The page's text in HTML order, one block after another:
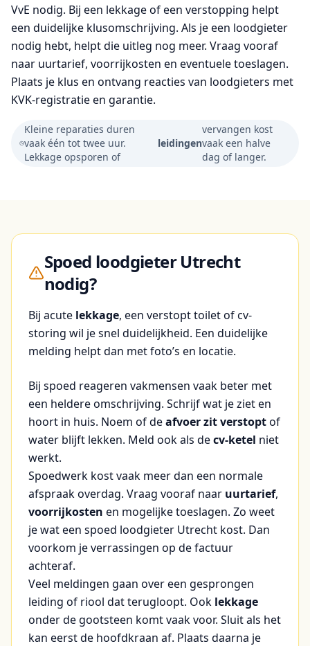
VvE nodig. Bij een lekkage of een verstopping helpt
een duidelijke klusomschrijving. Als je een loodgieter
nodig hebt, helpt die uitleg nog meer. Vraag vooraf
naar uurtarief, voorrijkosten en eventuele toeslagen.
Plaats je klus en ontvang reacties van loodgieters met
KVK-registratie en garantie.
Kleine reparaties duren
vaak één tot twee uur.
Lekkage opsporen of
leidingen
vervangen kost
vaak een halve
dag of langer.
Spoed loodgieter Utrecht
nodig?
Bij acute lekkage, een verstopt toilet of cv-
storing wil je snel duidelijkheid. Een duidelijke
melding helpt dan met foto’s en locatie.
Bij spoed reageren vakmensen vaak beter met
een heldere omschrijving. Schrijf wat je ziet en
hoort in huis. Noem of deafvoer zit verstoptof
water blijft lekken. Meld ook als decv-ketel niet
werkt.
Spoedwerk kost vaak meer dan een normale
afspraak overdag. Vraag vooraf naar uurtarief,
voorrijkosten en mogelijke toeslagen. Zo weet
je wat een spoed loodgieter Utrecht kost. Dan
voorkom je verrassingen op de factuur
achteraf.
Veel meldingen gaan over een gesprongen
leiding of riool dat terugloopt. Ook lekkage
onder de gootsteen komt vaak voor. Sluit als het
kan eerst de hoofdkraan af. Plaats daarna je